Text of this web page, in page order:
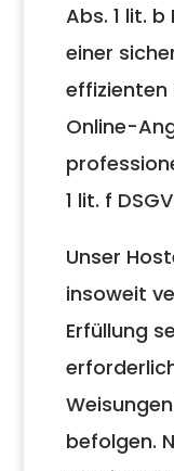
Abs. 1 lit.
einer
effizienten
Online-
1 lit. f
Unser
insoweit
Erfüllung
befolgen.